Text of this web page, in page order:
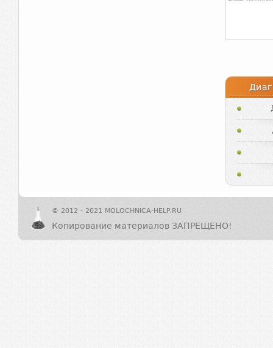
© 2012 - 2021 MOLOCHNICA-HELP.RU
Копирование материалов ЗАПРЕЩЕНО!